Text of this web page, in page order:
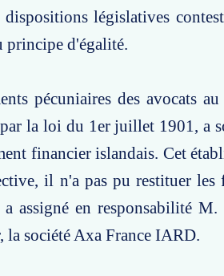
législatives
d'égalité.
pécuniaires des avocats
la loi du 1er juillet 1901, a
financier islandais. Cet
il n'a pas pu restituer les
assigné en responsabilité
la société Axa France IARD.